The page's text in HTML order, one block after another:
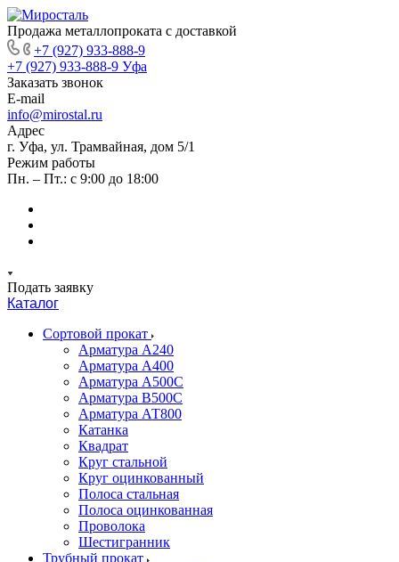
Продажа металлопроката с доставкой
+7 (927) 933-888-9
+7 (927) 933-888-9 Уфа
Заказать звонок
E-mail
info@mirostal.ru
Адрес
г. Уфа, ул. Трамвайная, дом 5/1
Режим работы
Пн. – Пт.: с 9:00 до 18:00
Подать заявку
Каталог
Сортовой прокат
Арматура А240
Арматура А400
Арматура А500C
Арматура В500С
Арматура АТ800
Катанка
Квадрат
Круг стальной
Круг оцинкованный
Полоса стальная
Полоса оцинкованная
Проволока
Шестигранник
Трубный прокат